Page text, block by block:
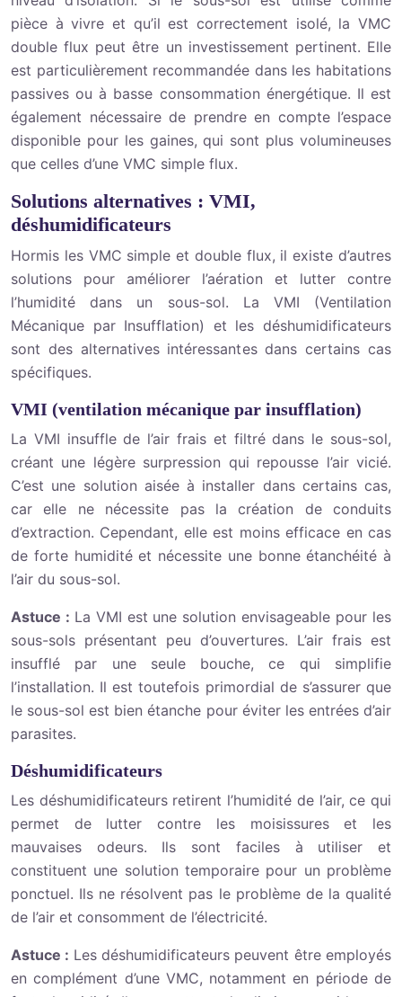
pièce à vivre et qu’il est correctement isolé, la VMC
double flux peut être un investissement pertinent. Elle
est particulièrement recommandée dans les habitations
passives ou à basse consommation énergétique. Il est
également nécessaire de prendre en compte l’espace
disponible pour les gaines, qui sont plus volumineuses
que celles d’une VMC simple flux.
Solutions alternatives : VMI,
déshumidificateurs
Hormis les VMC simple et double flux, il existe d’autres
solutions pour améliorer l’aération et lutter contre
l’humidité dans un sous-sol. La VMI (Ventilation
Mécanique par Insufflation) et les déshumidificateurs
sont des alternatives intéressantes dans certains cas
spécifiques.
VMI (ventilation mécanique par insufflation)
La VMI insuffle de l’air frais et filtré dans le sous-sol,
créant une légère surpression qui repousse l’air vicié.
C’est une solution aisée à installer dans certains cas,
car elle ne nécessite pas la création de conduits
d’extraction. Cependant, elle est moins efficace en cas
de forte humidité et nécessite une bonne étanchéité à
l’air du sous-sol.
Astuce : La VMI est une solution envisageable pour les
sous-sols présentant peu d’ouvertures. L’air frais est
insufflé par une seule bouche, ce qui simplifie
l’installation. Il est toutefois primordial de s’assurer que
le sous-sol est bien étanche pour éviter les entrées d’air
parasites.
Déshumidificateurs
Les déshumidificateurs retirent l’humidité de l’air, ce qui
permet de lutter contre les moisissures et les
mauvaises odeurs. Ils sont faciles à utiliser et
constituent une solution temporaire pour un problème
ponctuel. Ils ne résolvent pas le problème de la qualité
de l’air et consomment de l’électricité.
Astuce : Les déshumidificateurs peuvent être employés
en complément d’une VMC, notamment en période de